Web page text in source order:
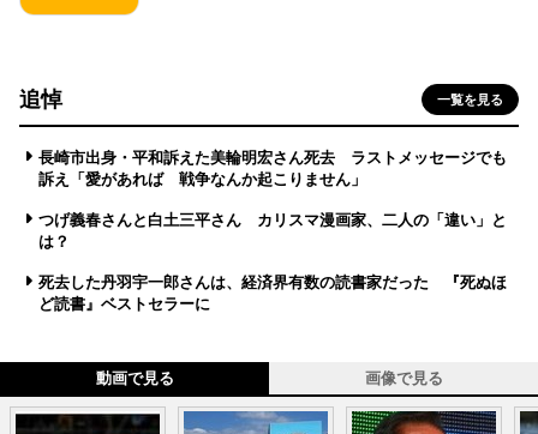
追悼 一覧を見る
長崎市出身・平和訴えた美輪明宏さん死去 ラストメッセージでも
訴え「愛があれば 戦争なんか起こりません」
つげ義春さんと白土三平さん カリスマ漫画家、二人の「違い」と
は？
死去した丹羽宇一郎さんは、経済界有数の読書家だった 『死ぬほ
ど読書』ベストセラーに
動画で見る 画像で見る